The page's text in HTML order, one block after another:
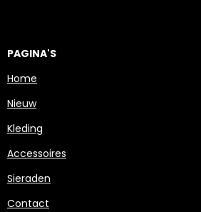
PAGINA'S
Home
Nieuw
Kleding
Accessoires
Sieraden
Contact